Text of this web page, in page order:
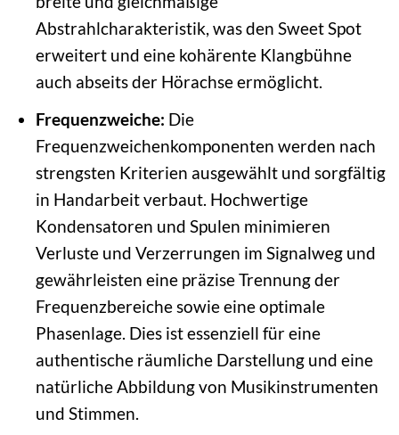
Abstrahlcharakteristik, was den Sweet Spot
erweitert und eine kohärente Klangbühne
auch abseits der Hörachse ermöglicht.
Frequenzweiche: Die
Frequenzweichenkomponenten werden nach
strengsten Kriterien ausgewählt und sorgfältig
in Handarbeit verbaut. Hochwertige
Kondensatoren und Spulen minimieren
Verluste und Verzerrungen im Signalweg und
gewährleisten eine präzise Trennung der
Frequenzbereiche sowie eine optimale
Phasenlage. Dies ist essenziell für eine
authentische räumliche Darstellung und eine
natürliche Abbildung von Musikinstrumenten
und Stimmen.